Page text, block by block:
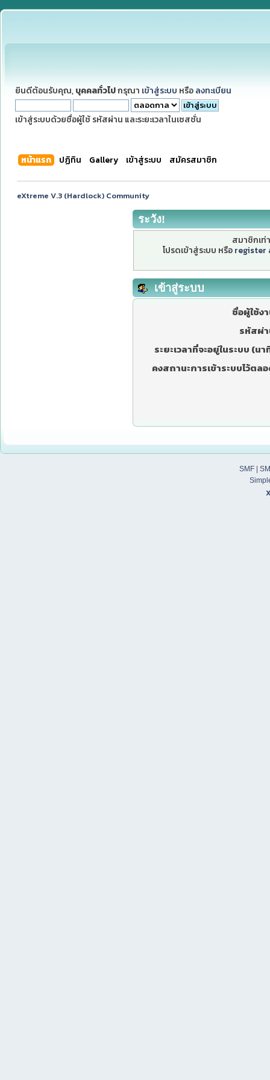
ยินดีต้อนรับคุณ, บุคคลทั่วไปกรุณา เข้าสู่ระบบ หรือ ลงทะเบียน
เข้าสู่ระบบด้วยชื่อผู้ใช้ รหัสผ่าน และระยะเวลาในเซสชั่น
หน้าแรก ปฏิทิน Gallery เข้าสู่ระบบ สมัครสมาชิก
eXtreme V.3 (Hardlock) Community
ระวัง!
สมาชิกเท่
โปรดเข้าสู่ระบบ หรือ register
เข้าสู่ระบบ
ชื่อผู้ใช้ง
รหัสผ่
ระยะเวลาที่จะอยู่ในระบบ (นา
คงสถานะการเข้าระบบไว้ตล
SMF|